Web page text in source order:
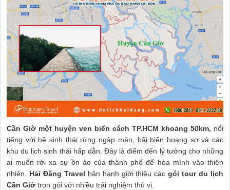
Cần Giờ một huyện ven biển cách TP.HCM khoảng 50km, nổi
tiếng với hệ sinh thái rừng ngập mặn, bãi biển hoang sơ và các
khu du lịch sinh thái hấp dẫn. Đây là điểm đến lý tưởng cho những
ai muốn rời xa sự ồn ào của thành phố để hòa mình vào thiên
nhiên. Hải Đăng Travel hân hạnh giới thiệu cácgói tour du lịch
Cần Giờ trọn gói với nhiều trải nghiệm thú vị.